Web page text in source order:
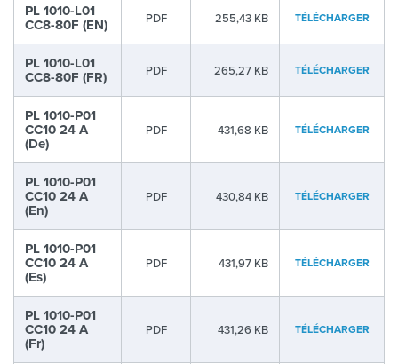
PL 1010-L01
CC8-80F (EN) PDF 255,43 KB TÉLÉCHARGER
PL 1010-L01
CC8-80F (FR) PDF 265,27 KB TÉLÉCHARGER
PL 1010-P01
CC10 24 A
(De)
PDF 431,68 KB TÉLÉCHARGER
PL 1010-P01
CC10 24 A
(En)
PDF 430,84 KB TÉLÉCHARGER
PL 1010-P01
CC10 24 A
(Es)
PDF 431,97 KB TÉLÉCHARGER
PL 1010-P01
CC10 24 A
(Fr)
PDF 431,26 KB TÉLÉCHARGER